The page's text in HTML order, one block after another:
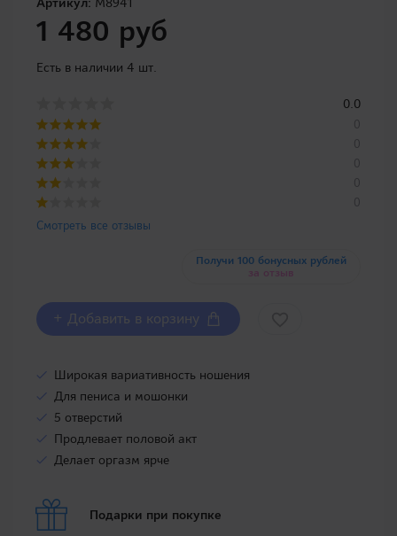
1 480 руб
Есть в наличии 4 шт.
0.0
0
0
0
0
0
Смотреть все отзывы
Получи 100 бонусных рублей
за отзыв
+ Добавить в корзину
Широкая вариативность ношения
Для пениса и мошонки
5 отверстий
Продлевает половой акт
Делает оргазм ярче
Подарки при покупке